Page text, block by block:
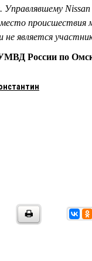
Управлявшему
происшествия
не является
России по